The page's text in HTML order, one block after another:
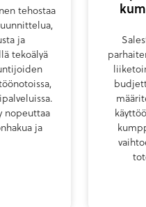
tehostaa
ja
tekoälyä
nopeuttaa
ja